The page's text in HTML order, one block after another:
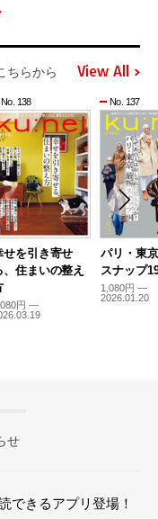
ちらから View All
No. 138
せを引き寄せ
、住まいの整え
円 —
No. 137
パリ・東
スナップ
1,080円 —
2026.01.20
せ
できるアプリ登場！